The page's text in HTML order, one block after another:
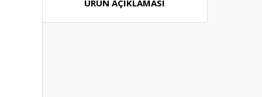
ÜRÜN AÇIKLAMASI